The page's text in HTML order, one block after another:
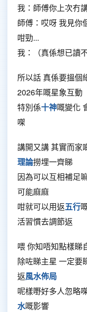
我：師傅你上次冇
師傅：哎呀 我見你
咁勁...
我：（真係想已讀不
所以話 真係要搵個
2026年嘅星象互動
特別係十神嘅變化
㗎
講開又講 其實而家
理論撈埋一齊睇
因為可以互相補足
可能麻麻
咁就可以用返五行
活習慣去調節返
喂 你知唔知點樣睇
除咗睇主星 一定要
返風水佈局
呢樣嘢好多人忽略
水嘅影響